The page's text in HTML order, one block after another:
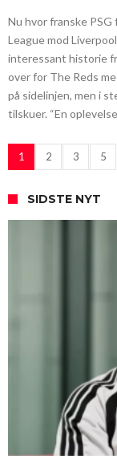
Nu hvor franske
League mod
interessant historie
over for The Reds
på sidelinjen, men i
tilskuer. “En
1 2 3 5
SIDSTE NYT